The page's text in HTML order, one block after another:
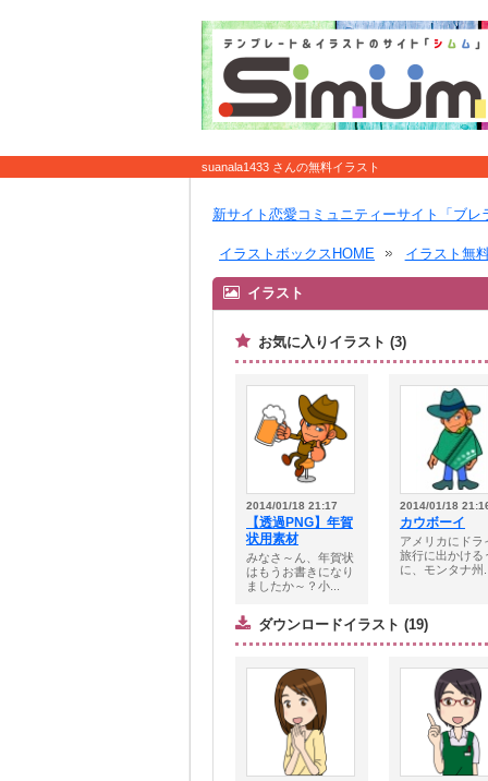
suanala1433 さんの無料イラスト
新サイト恋愛コミュニティーサイト「ブレ
イラストボックスHOME イラスト無
イラスト
お気に入りイラスト (3)
2014/01/18 21:17
【透過PNG】年賀
状用素材
みなさ～ん、年賀状
はもうお書きになり
ましたか～？小...
2014/01/18
カウボーイ
アメリカにドラ
旅行に出かける
に、モンタナ州
ダウンロードイラスト (19)